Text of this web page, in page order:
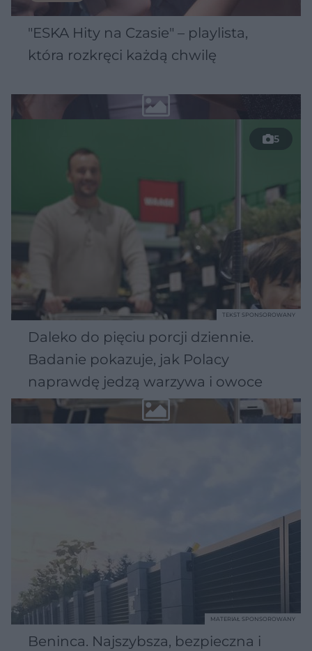
"ESKA Hity na Czasie" – playlista,
która rozkręci każdą chwilę
5
Daleko do pięciu porcji dziennie.
Badanie pokazuje, jak Polacy
naprawdę jedzą warzywa i owoce
TEKST SPONSOROWANY
Beninca. Najszybsza, bezpieczna i
MATERIAŁ SPONSOROWANY